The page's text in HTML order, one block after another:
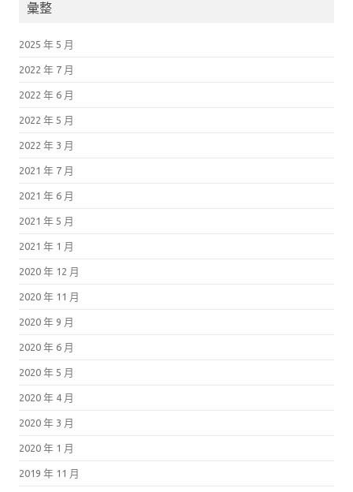
彙整
2025 年 5 月
2022 年 7 月
2022 年 6 月
2022 年 5 月
2022 年 3 月
2021 年 7 月
2021 年 6 月
2021 年 5 月
2021 年 1 月
2020 年 12 月
2020 年 11 月
2020 年 9 月
2020 年 6 月
2020 年 5 月
2020 年 4 月
2020 年 3 月
2020 年 1 月
2019 年 11 月